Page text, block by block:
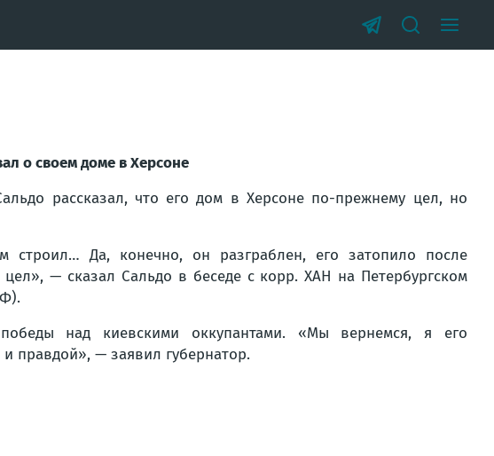
о своем доме в Херсоне
рассказал, что его дом в Херсоне по-прежнему цел, но
Да, конечно, он разграблен, его затопило после
— сказал Сальдо в беседе с корр. ХАН на Петербургском
над киевскими оккупантами. «Мы вернемся, я его
правдой», — заявил губернатор.